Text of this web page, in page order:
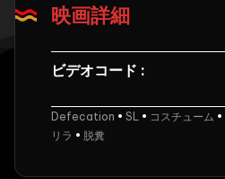
映画詳細
ビデオコード :
Defecation • SL • コスチューム •
リラ • 脱糞